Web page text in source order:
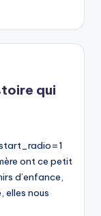
qui
ont ce petit
d’enfance,
elles nous